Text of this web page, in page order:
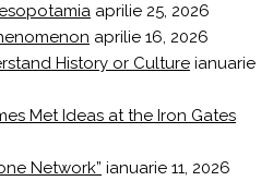
aprilie 25, 2026
aprilie 16, 2026
History or Culture ianuarie
Met Ideas at the Iron Gates
Network” ianuarie 11, 2026